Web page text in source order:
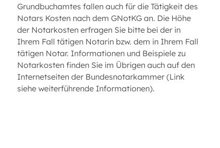
Grundbuchamtes fallen auch für die Tätigkeit des
Notars Kosten nach dem GNotKG an. Die Höhe
der Notarkosten erfragen Sie bitte bei der in
Ihrem Fall tätigen Notarin bzw. dem in Ihrem Fall
tätigen Notar. Informationen und Beispiele zu
Notarkosten finden Sie im Übrigen auch auf den
Internetseiten der Bundesnotarkammer (Link
siehe weiterführende Informationen).